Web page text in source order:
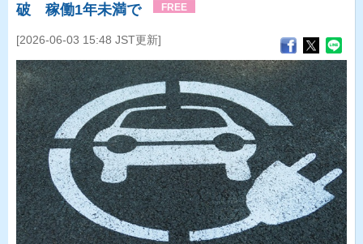
破 稼働1年未満で
FREE
[2026-06-03 15:48 JST更新]